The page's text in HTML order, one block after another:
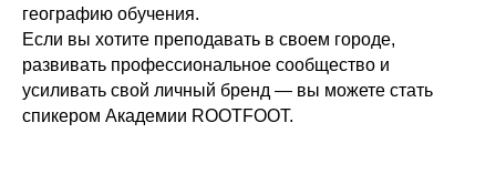
географию обучения.
Если вы хотите преподавать в своем городе,
развивать профессиональное сообщество и
усиливать свой личный бренд — вы можете стать
спикером Академии ROOTFOOT.